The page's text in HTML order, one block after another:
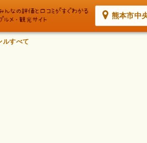
熊本市中
ルすべて